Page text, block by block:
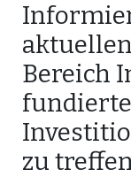
Bereich
fundierte
zu